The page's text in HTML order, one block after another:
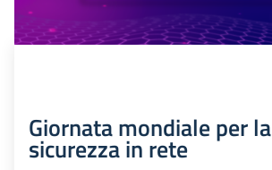
Giornata mondiale per la
sicurezza in rete